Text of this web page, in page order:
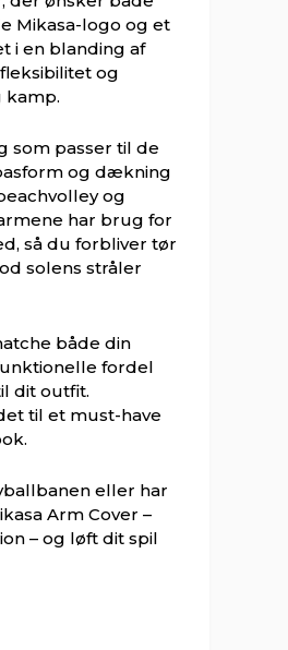
Mikasa-logo og et
i en blanding af
og
kamp.
som passer til de
og dækning
og
har brug for
så du forbliver tør
solens stråler
både din
fordel
dit outfit.
til et must-have
eller har
Arm Cover –
– og løft dit spil